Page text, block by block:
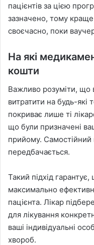
пацієнтів за цією
зазначено, тому
своєчасно, поки
На які
кошти
Важливо розуміти, що
витратити на будь-які
покриває лише ті
що були призначені
прийому. Самостійний
передбачається.
Такий підхід
максимально
пацієнта. Лікар
для лікування
ваші індивідуальні
хвороб.